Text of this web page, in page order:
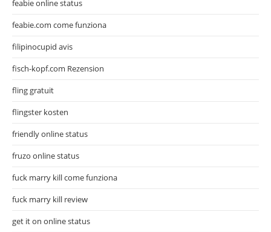
feabie online status
feabie.com come funziona
filipinocupid avis
fisch-kopf.com Rezension
fling gratuit
flingster kosten
friendly online status
fruzo online status
fuck marry kill come funziona
fuck marry kill review
get it on online status